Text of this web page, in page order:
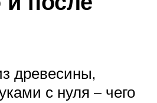
древесины,
с нуля – чего